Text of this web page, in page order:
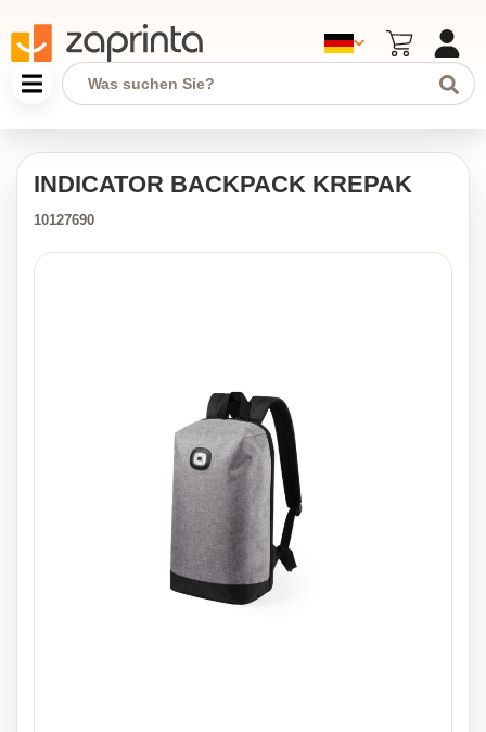
INDICATOR BACKPACK KREPAK
10127690